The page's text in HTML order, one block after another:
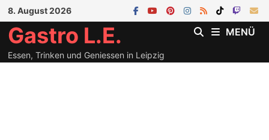
Zum
Inhalt
springen
8. August 2026
Gastro L.E.
Essen, Trinken und Geniessen in Leipzig
MENÜ